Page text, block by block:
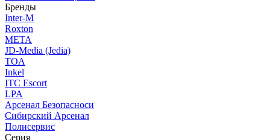
Бренды
Inter-M
Roxton
МЕТА
JD-Media (Jedia)
TOA
Inkel
ITC Escort
LPA
Арсенал Безопасноси
Сибирский Арсенал
Полисервис
Серия